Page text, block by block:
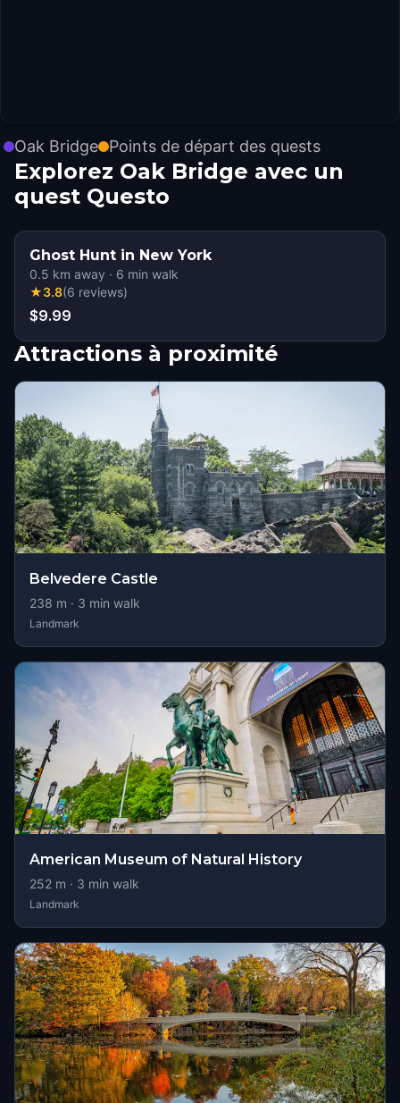
Oak Bridge Points de départ des quests
Explorez Oak Bridge avec un
quest Questo
Ghost Hunt in New York
0.5 km away · 6 min walk
★3.8(6 reviews)
$9.99
Attractions à proximité
Belvedere Castle
238 m · 3 min walk
Landmark
American Museum of Natural History
252 m · 3 min walk
Landmark